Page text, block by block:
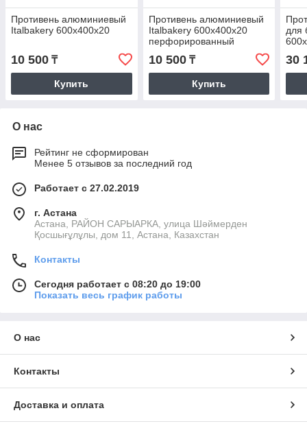
Противень алюминиевый
Italbakery 600x400x20
10 500 ₸
Купить
Противень алюминиевый
Italbakery 600x400x20
перфорированный
10 500₸
Купить
для
30
О нас
Рейтинг не сформирован
Менее 5 отзывов за последний год
Работает с 27.02.2019
г. Астана
Астана, РАЙОН САРЫАРКА, улица Шәймерден
Қосшығұлұлы, дом 11, Астана, Казахстан
Контакты
Сегодня работает с 08:20 до 19:00
Показать весь график работы
О нас
Контакты
Доставка и оплата